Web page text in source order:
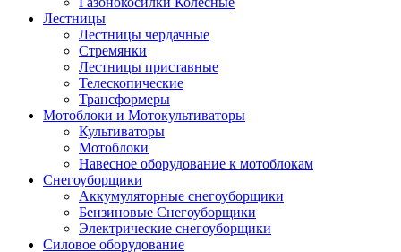
Лестницы
Лестницы чердачные
Стремянки
Лестницы приставные
Телескопические
Трансформеры
Мотоблоки и Мотокультиваторы
Культиваторы
Мотоблоки
Навесное оборудование к мотоблокам
Снегоуборщики
Аккумуляторные снегоуборщики
Бензиновые Снегоуборщики
Электрические снегоуборщики
Силовое оборудование